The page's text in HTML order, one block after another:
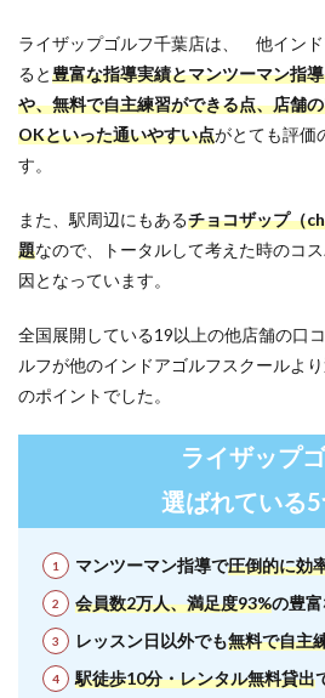
ライザップゴルフ千葉店は、 他イン
ると豊富な指導実績とマンツーマン指
や、無料で自主練習ができる点、店舗
OKといった通いやすい点がとても評価
す。
また、駅周辺にもあるチョコザップ（
題なので、トータルして考えた時のコ
因となっています。
全国展開している19以上の他店舗の口
ルフが他のインドアゴルフスクールよ
のポイントでした。
ライザップ
選ばれている
マンツーマン指導で圧倒的に効
会員数2万人、満足度93%の豊
レッスン日以外でも無料で自主
駅徒歩10分・レンタル無料貸出